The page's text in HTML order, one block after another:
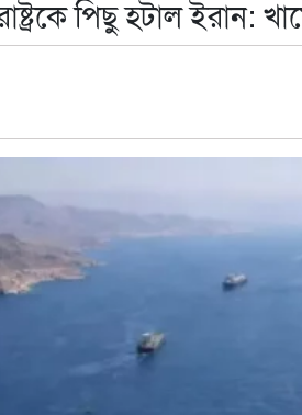
পিছু হটাল ইরান: